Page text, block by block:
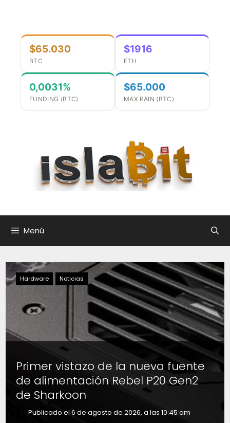
$65.030
BTC
$1916
ETH
0,0031%
FUNDING (BTC)
$65.000
MAX PAIN (BTC)
Menú
Hardware Noticias
Primer vistazo de la nueva fuente
de alimentación Rebel P20 Gen2
de Sharkoon
Publicado el 6 de agosto de 2026, a las 10:45 am